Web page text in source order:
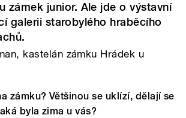
zámek junior. Ale jde o výstavní
galerii starobylého hraběcího
kastelán zámku Hrádek u
zámku? Většinou se uklízí, dělají se
byla zima u vás?